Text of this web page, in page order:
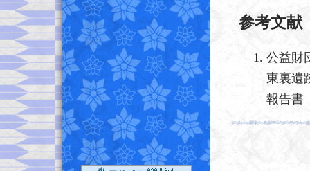
参考文献
公益財
東裏遺
報告書